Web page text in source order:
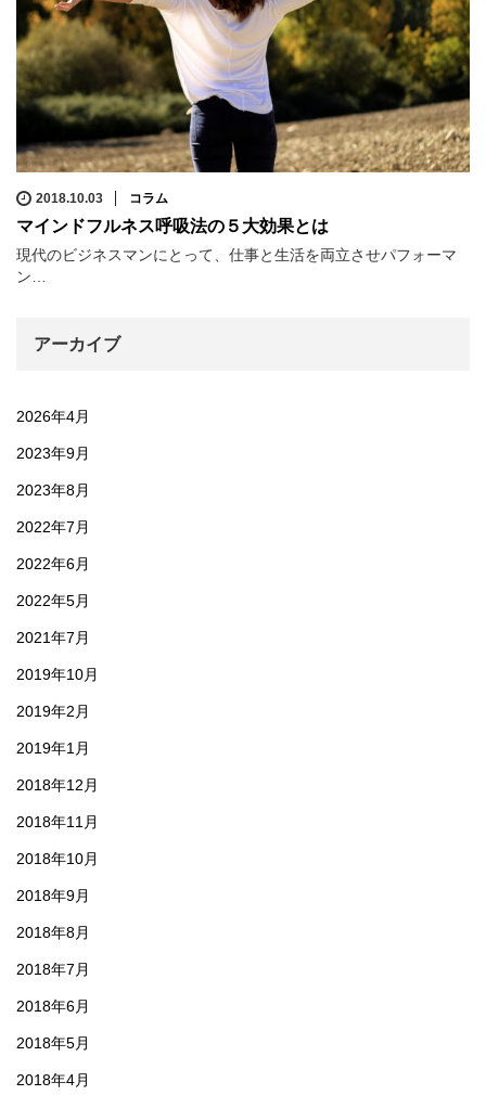
2018.10.03 コラム
マインドフルネス呼吸法の５大効果とは
現代のビジネスマンにとって、仕事と生活を両立させパフォーマ
ン…
アーカイブ
2026年4月
2023年9月
2023年8月
2022年7月
2022年6月
2022年5月
2021年7月
2019年10月
2019年2月
2019年1月
2018年12月
2018年11月
2018年10月
2018年9月
2018年8月
2018年7月
2018年6月
2018年5月
2018年4月